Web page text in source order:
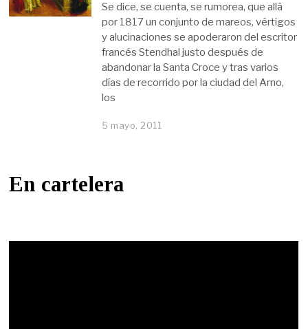
Se dice, se cuenta, se rumorea, que allá
por 1817 un conjunto de mareos, vértigos
y alucinaciones se apoderaron del escritor
francés Stendhal justo después de
abandonar la Santa Croce y tras varios
días de recorrido por la ciudad del Arno,
los
5 mayo, 2011
En cartelera